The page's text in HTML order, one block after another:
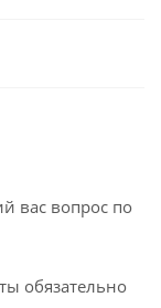
вас вопрос по
обязательно